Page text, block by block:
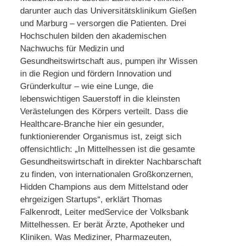
darunter auch das Universitätsklinikum Gießen
und Marburg – versorgen die Patienten. Drei
Hochschulen bilden den akademischen
Nachwuchs für Medizin und
Gesundheitswirtschaft aus, pumpen ihr Wissen
in die Region und fördern Innovation und
Gründerkultur – wie eine Lunge, die
lebenswichtigen Sauerstoff in die kleinsten
Verästelungen des Körpers verteilt. Dass die
Healthcare-Branche hier ein gesunder,
funktionierender Organismus ist, zeigt sich
offensichtlich: „In Mittelhessen ist die gesamte
Gesundheitswirtschaft in direkter Nachbarschaft
zu finden, von internationalen Großkonzernen,
Hidden Champions aus dem Mittelstand oder
ehrgeizigen Startups“, erklärt Thomas
Falkenrodt, Leiter medService der Volksbank
Mittelhessen. Er berät Ärzte, Apotheker und
Kliniken. Was Mediziner, Pharmazeuten,